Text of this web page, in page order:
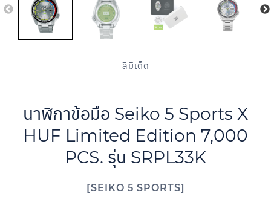
นาฬิกาข้อมือ Seiko 5 Sports X
HUF Limited Edition 7,000
PCS. รุ่น SRPL33K
ลิมิเต็ด
SEIKO 5 SPORTS